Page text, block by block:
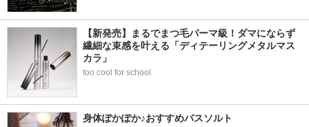
【新発売】まるでまつ毛パーマ級！ダマにならず
繊細な束感を叶える「ディテーリングメタルマス
カラ」
too cool for school
身体ぽかぽか♪おすすめバスソルト